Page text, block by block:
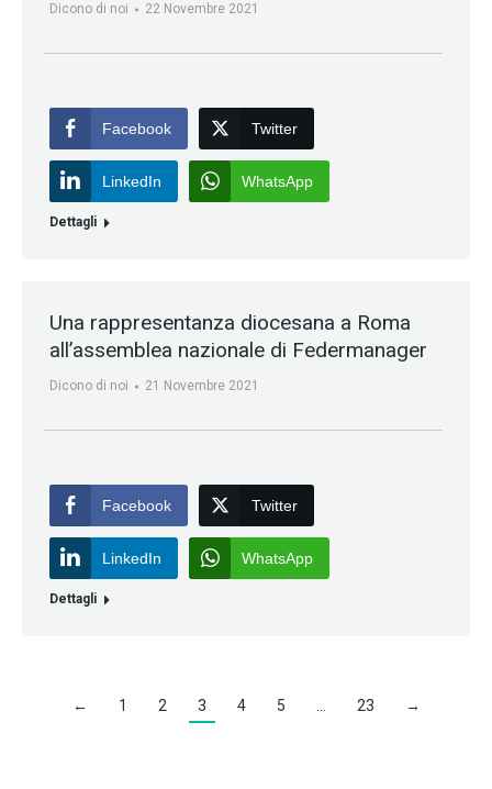
Dicono di noi 22 Novembre 2021
Facebook Twitter
LinkedIn WhatsApp
Dettagli
Una rappresentanza diocesana a Roma
all’assemblea nazionale di Federmanager
Dicono di noi 21 Novembre 2021
Facebook Twitter
LinkedIn WhatsApp
Dettagli
← 1 2 3 4 5 23 →